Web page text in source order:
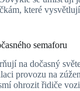
které
semaforu
na dočasný
provozu na
ohrozit řidiče